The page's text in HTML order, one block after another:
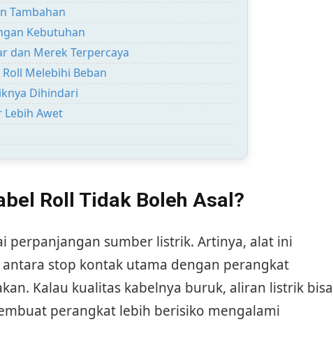
Tambahan
Kebutuhan
dan Merek Terpercaya
Melebihi Beban
Dihindari
Lebih Awet
Roll Tidak Boleh Asal?
perpanjangan sumber listrik. Artinya, alat ini
stop kontak utama dengan perangkat
Kalau kualitas kabelnya buruk, aliran listrik bisa
perangkat lebih berisiko mengalami